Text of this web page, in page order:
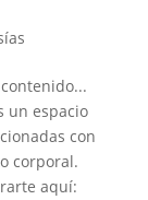
un espacio
con
corporal.
aquí: